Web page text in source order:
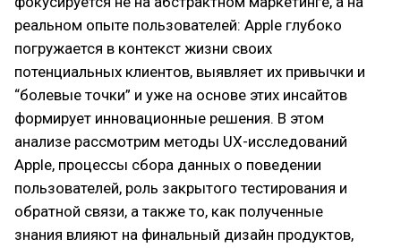
реальном опыте пользователей: Apple глубоко
погружается в контекст жизни своих
потенциальных клиентов, выявляет их привычки и
“болевые точки” и уже на основе этих инсайтов
формирует инновационные решения. В этом
анализе рассмотрим методы UX-исследований
Apple, процессы сбора данных о поведении
пользователей, роль закрытого тестирования и
обратной связи, а также то, как полученные
знания влияют на финальный дизайн продуктов,